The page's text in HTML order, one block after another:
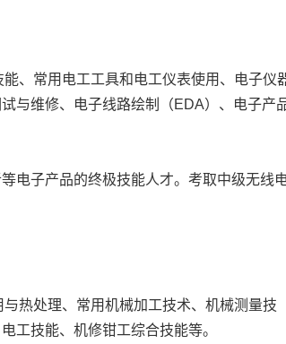
、常用电工工具和电工仪表使用、电子仪
与维修、电子线路绘制（EDA）、电子产
电子产品的终极技能人才。考取中级无线
热处理、常用机械加工技术、机械测量技
工技能、机修钳工综合技能等。